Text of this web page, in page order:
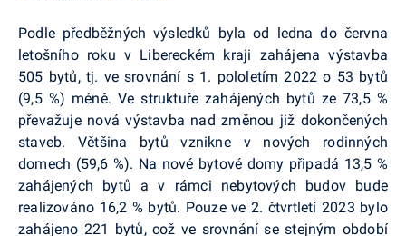
Podle předběžných výsledků byla od ledna do června
letošního roku v Libereckém kraji zahájena výstavba
505 bytů, tj. ve srovnání s 1. pololetím 2022 o 53 bytů
(9,5 %) méně. Ve struktuře zahájených bytů ze 73,5 %
převažuje nová výstavba nad změnou již dokončených
staveb. Většina bytů vznikne v nových rodinných
domech (59,6 %). Na nové bytové domy připadá 13,5 %
zahájených bytů a v rámci nebytových budov bude
realizováno 16,2 % bytů. Pouze ve 2. čtvrtletí 2023 bylo
zahájeno 221 bytů, což ve srovnání se stejným období